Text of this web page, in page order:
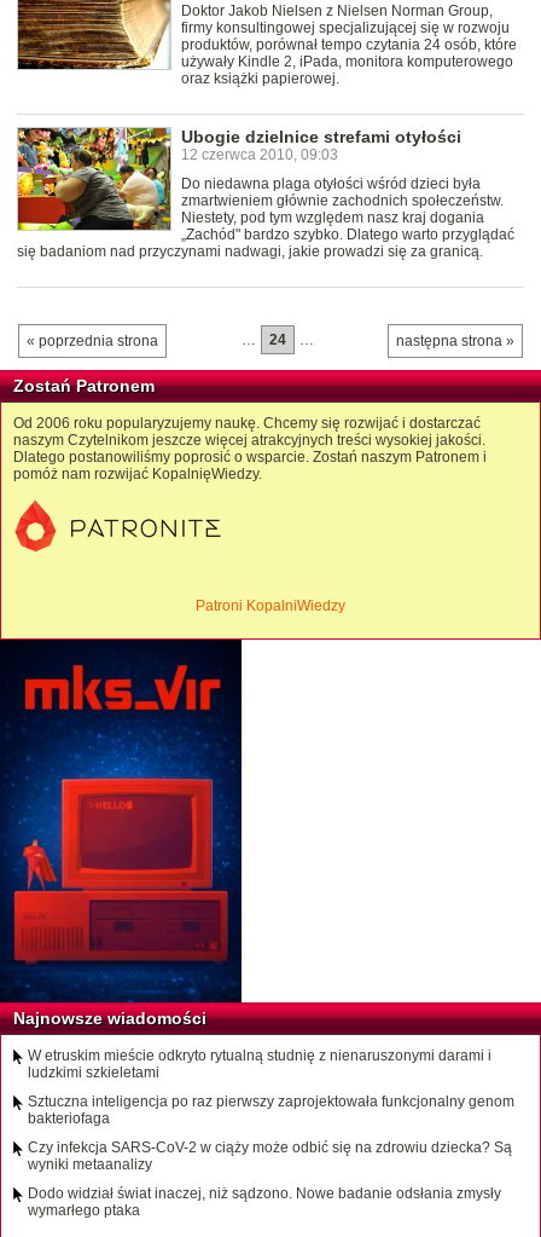
Doktor Jakob Nielsen z Nielsen Norman Group,
firmy konsultingowej specjalizującej się w rozwoju
produktów, porównał tempo czytania 24 osób, które
używały Kindle 2, iPada, monitora komputerowego
oraz książki papierowej.
Ubogie dzielnice strefami otyłości
12 czerwca 2010, 09:03
Do niedawna plaga otyłości wśród dzieci była
zmartwieniem głównie zachodnich społeczeństw.
Niestety, pod tym względem nasz kraj dogania
„Zachód" bardzo szybko. Dlatego warto przyglądać
się badaniom nad przyczynami nadwagi, jakie prowadzi się za granicą.
« poprzednia strona następna strona »
… 24 …
Zostań Patronem
Od 2006 roku popularyzujemy naukę. Chcemy się rozwijać i dostarczać
naszym Czytelnikom jeszcze więcej atrakcyjnych treści wysokiej jakości.
Dlatego postanowiliśmy poprosić o wsparcie. Zostań naszym Patronem i
pomóż nam rozwijać KopalnięWiedzy.
Patroni KopalniWiedzy
Najnowsze wiadomości
W etruskim mieście odkryto rytualną studnię z nienaruszonymi darami i
ludzkimi szkieletami
Sztuczna inteligencja po raz pierwszy zaprojektowała funkcjonalny genom
bakteriofaga
Czy infekcja SARS-CoV-2 w ciąży może odbić się na zdrowiu dziecka? Są
wyniki metaanalizy
Dodo widział świat inaczej, niż sądzono. Nowe badanie odsłania zmysły
wymarłego ptaka